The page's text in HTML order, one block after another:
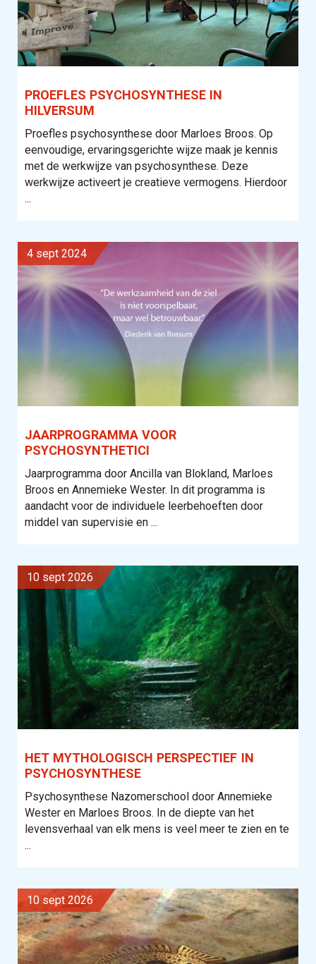
PROEFLES PSYCHOSYNTHESE IN
HILVERSUM
Proefles psychosynthese door Marloes Broos. Op
eenvoudige, ervaringsgerichte wijze maak je kennis
met de werkwijze van psychosynthese. Deze
werkwijze activeert je creatieve vermogens. Hierdoor
...
4 sept 2024
JAARPROGRAMMA VOOR
PSYCHOSYNTHETICI
Jaarprogramma door Ancilla van Blokland, Marloes
Broos en Annemieke Wester. In dit programma is
aandacht voor de individuele leerbehoeften door
middel van supervisie en ...
10 sept 2026
HET MYTHOLOGISCH PERSPECTIEF IN
PSYCHOSYNTHESE
Psychosynthese Nazomerschool door Annemieke
Wester en Marloes Broos. In de diepte van het
levensverhaal van elk mens is veel meer te zien en te
...
10 sept 2026